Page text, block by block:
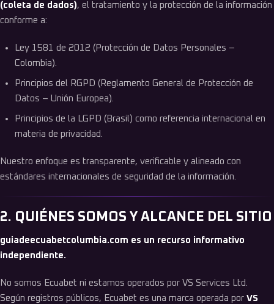
(coleta de dados), el tratamiento y la protección de la información
conforme a:
Ley 1581 de 2012 (Protección de Datos Personales –
Colombia).
Principios del RGPD (Reglamento General de Protección de
Datos – Unión Europea).
Principios de la LGPD (Brasil) como referencia internacional en
materia de privacidad.
Nuestro enfoque es transparente, verificable y alineado con
estándares internacionales de seguridad de la información.
2. QUIÉNES SOMOS Y ALCANCE DEL SITIO
guiadeecuabetcolumbia.com es un recurso informativo
independiente.
No somos Ecuabet ni estamos operados por VS Services Ltd.
Según registros públicos, Ecuabet es una marca operada por VS